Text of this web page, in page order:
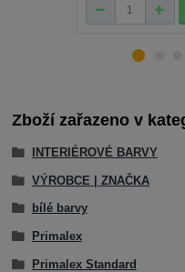
Zboží zařazeno v
INTERIÉROVÉ BARVY
VÝROBCE | ZNAČKA
bílé barvy
Primalex
Primalex Standard